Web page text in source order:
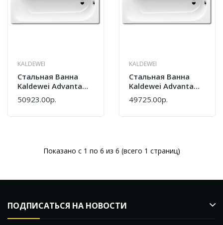
KALDEWEI
Стальная Ванна
Kaldewei Advantage
Saniform Plus 362-1
111700013001 С
50923.00р.
KALDEWEI
Стальная Ванна
Kaldewei Advantage
Saniform Plus 372-1
112500010001
49725.00р.
Показано с 1 по 6 из 6 (всего 1 страниц)
ПОДПИСАТЬСЯ НА НОВОСТИ